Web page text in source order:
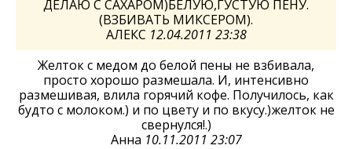
ДЕЛАЮ С САХАРОМ)БЕЛУЮ,ГУСТУЮ ПЕНУ.
(ВЗБИВАТЬ МИКСЕРОМ).
АЛЕКС 12.04.2011 23:38
Желток с медом до белой пены не взбивала,
просто хорошо размешала. И, интенсивно
размешивая, влила горячий кофе. Получилось, как
будто с молоком.) и по цвету и по вкусу.)желток не
свернулся!.)
Анна 10.11.2011 23:07